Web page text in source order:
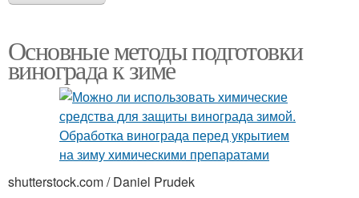
Основные методы подготовки
винограда к зиме
shutterstock.com / Daniel Prudek